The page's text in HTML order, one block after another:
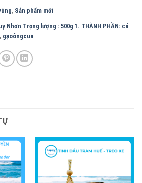
, Sản phẩm mới
Nhơn Trọng lượng : 500g 1. THÀNH PHẦN: cá
, gạoôngcua